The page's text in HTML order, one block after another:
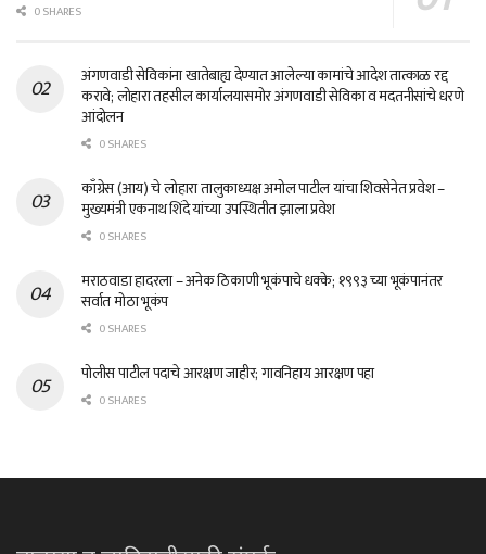
0 SHARES
अंगणवाडी सेविकांना खातेबाह्य देण्यात आलेल्या कामांचे आदेश तात्काळ रद्द
करावे; लोहारा तहसील कार्यालयासमोर अंगणवाडी सेविका व मदतनीसांचे धरणे
आंदोलन
0 SHARES
काँग्रेस (आय) चे लोहारा तालुकाध्यक्ष अमोल पाटील यांचा शिवसेनेत प्रवेश –
मुख्यमंत्री एकनाथ शिंदे यांच्या उपस्थितीत झाला प्रवेश
0 SHARES
मराठवाडा हादरला – अनेक ठिकाणी भूकंपाचे धक्के; १९९३ च्या भूकंपानंतर
सर्वात मोठा भूकंप
0 SHARES
पोलीस पाटील पदाचे आरक्षण जाहीर; गावनिहाय आरक्षण पहा
0 SHARES